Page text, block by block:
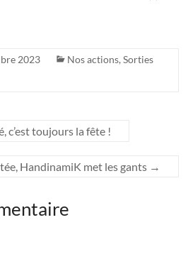
2023 Nos actions Sorties
c’est toujours la fête !
HandinamiK met les gants →